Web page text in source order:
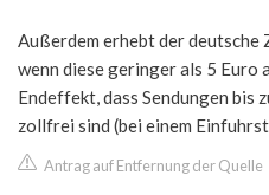
Außerdem erhebt der
wenn diese geringer als 5 Euro
Endeffekt, dass Sendungen bis
zollfrei sind (bei einem
Antrag auf Entfernung der Quelle